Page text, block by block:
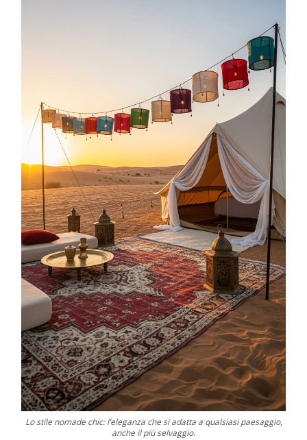
Lo stile nomade chic: l’eleganza che si adatta a qualsiasi paesaggio,
anche il più selvaggio.